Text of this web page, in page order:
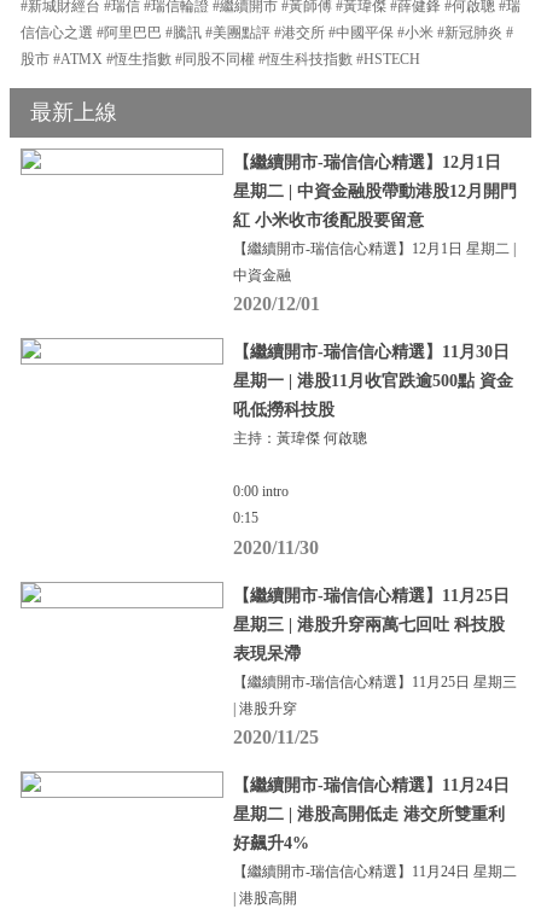
#新城財經台 #瑞信 #瑞信輪證 #繼續開市 #黃師傅 #黃瑋傑 #薛健鋒 #何啟聰 #瑞
信信心之選 #阿里巴巴 #騰訊 #美團點評 #港交所 #中國平保 #小米 #新冠肺炎 #
股市 #ATMX #恆生指數 #同股不同權 #恆生科技指數 #HSTECH
最新上線
【繼續開市-瑞信信心精選】12月1日
星期二 | 中資金融股帶動港股12月開門
紅 小米收市後配股要留意
【繼續開市-瑞信信心精選】12月1日 星期二 |
中資金融
2020/12/01
【繼續開市-瑞信信心精選】11月30日
星期一 | 港股11月收官跌逾500點 資金
吼低撈科技股
主持：黃瑋傑 何啟聰
0:00 intro
0:15
2020/11/30
【繼續開市-瑞信信心精選】11月25日
星期三 | 港股升穿兩萬七回吐 科技股
表現呆滯
【繼續開市-瑞信信心精選】11月25日 星期三
| 港股升穿
2020/11/25
【繼續開市-瑞信信心精選】11月24日
星期二 | 港股高開低走 港交所雙重利
好飆升4%
【繼續開市-瑞信信心精選】11月24日 星期二
| 港股高開